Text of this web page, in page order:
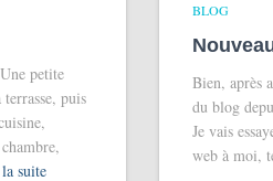
petite
puis
suite
BLOG
Bien, après
du blog
Je vais
web à moi,